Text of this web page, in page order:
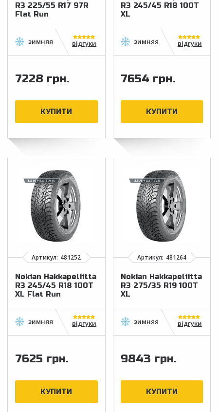
R3 225/55 R17 97R
Flat Run
відгуки
7228 грн.
R3 245/45 R18 100T
XL
відгуки
7654 грн.
Nokian Hakkapeliitta
R3 245/45 R18 100T
XL Flat Run
відгуки
7625 грн.
Nokian Hakkapeliitta
R3 275/35 R19 100T
XL
відгуки
9843 грн.